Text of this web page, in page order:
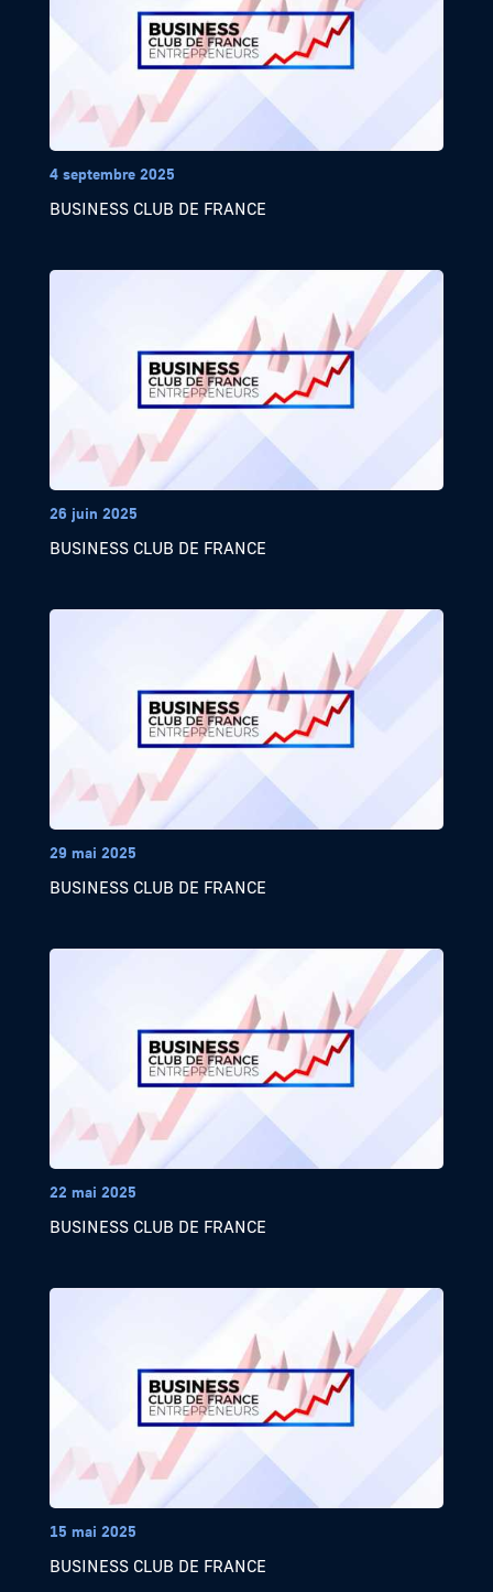
4 septembre 2025
BUSINESS CLUB DE FRANCE
26 juin 2025
BUSINESS CLUB DE FRANCE
29 mai 2025
BUSINESS CLUB DE FRANCE
22 mai 2025
BUSINESS CLUB DE FRANCE
15 mai 2025
BUSINESS CLUB DE FRANCE